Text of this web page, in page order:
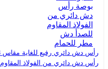
رأس دش دائري من الفولاذ